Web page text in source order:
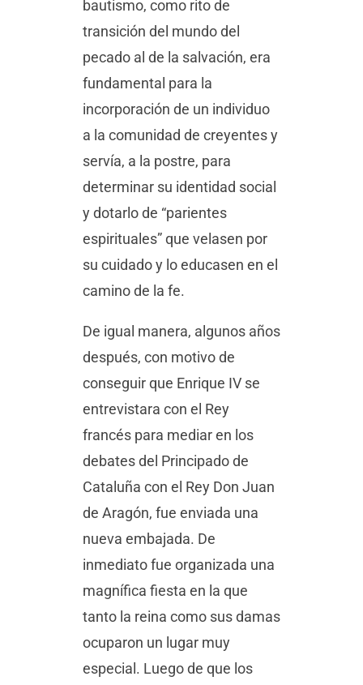
bautismo, como rito de
transición del mundo del
pecado al de la salvación, era
fundamental para la
incorporación de un individuo
a la comunidad de creyentes y
servía, a la postre, para
determinar su identidad social
y dotarlo de “parientes
espirituales” que velasen por
su cuidado y lo educasen en el
camino de la fe.
De igual manera, algunos años
después, con motivo de
conseguir que Enrique IV se
entrevistara con el Rey
francés para mediar en los
debates del Principado de
Cataluña con el Rey Don Juan
de Aragón, fue enviada una
nueva embajada. De
inmediato fue organizada una
magnífica fiesta en la que
tanto la reina como sus damas
ocuparon un lugar muy
especial. Luego de que los